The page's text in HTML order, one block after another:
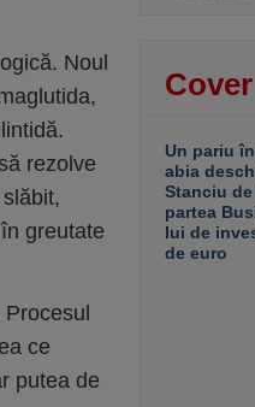
Noul
rezolve
greutate
ce
putea de
Un pariu
abia
Stanciu
partea
lui de
de euro